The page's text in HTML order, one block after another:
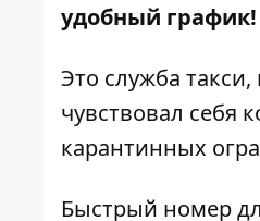
удобный график!
Это служба
чувствовал себя
карантинных
Быстрый номер